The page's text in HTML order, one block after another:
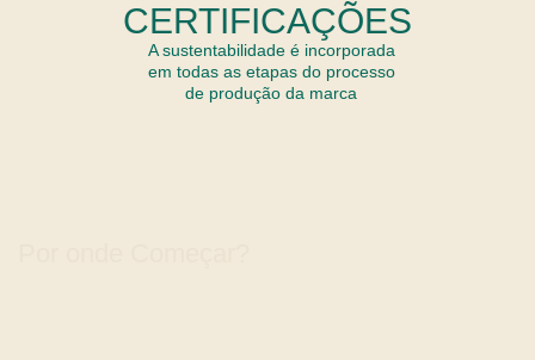
CERTIFICAÇÕES
A sustentabilidade é incorporada
em todas as etapas do processo
de produção da marca